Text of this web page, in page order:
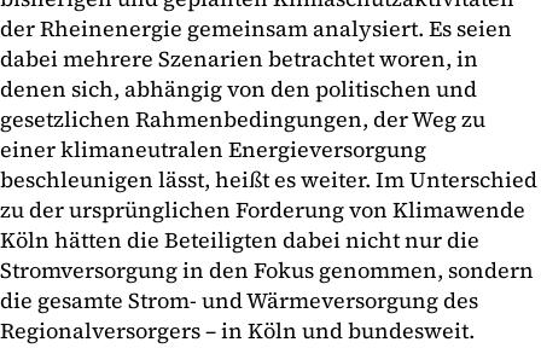
der Rheinenergie gemeinsam analysiert. Es seien
dabei mehrere Szenarien betrachtet woren, in
denen sich, abhängig von den politischen und
gesetzlichen Rahmenbedingungen, der Weg zu
einer klimaneutralen Energieversorgung
beschleunigen lässt, heißt es weiter. Im Unterschied
zu der ursprünglichen Forderung von Klimawende
Köln hätten die Beteiligten dabei nicht nur die
Stromversorgung in den Fokus genommen, sondern
die gesamte Strom- und Wärmeversorgung des
Regionalversorgers – in Köln und bundesweit.